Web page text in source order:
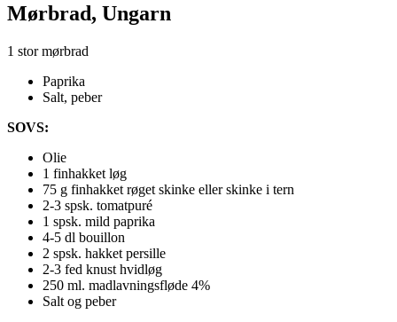
Mørbrad, Ungarn
1 stor mørbrad
Paprika
Salt, peber
SOVS:
Olie
1 finhakket løg
75 g finhakket røget skinke eller skinke i tern
2-3 spsk. tomatpuré
1 spsk. mild paprika
4-5 dl bouillon
2 spsk. hakket persille
2-3 fed knust hvidløg
250 ml. madlavningsfløde 4%
Salt og peber